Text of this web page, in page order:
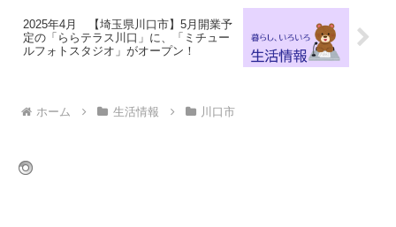
2025年4月 【埼玉県川口市】5月開業予
定の「ららテラス川口」に、「ミチュー
ルフォトスタジオ」がオープン！
ホーム 生活情報 川口市